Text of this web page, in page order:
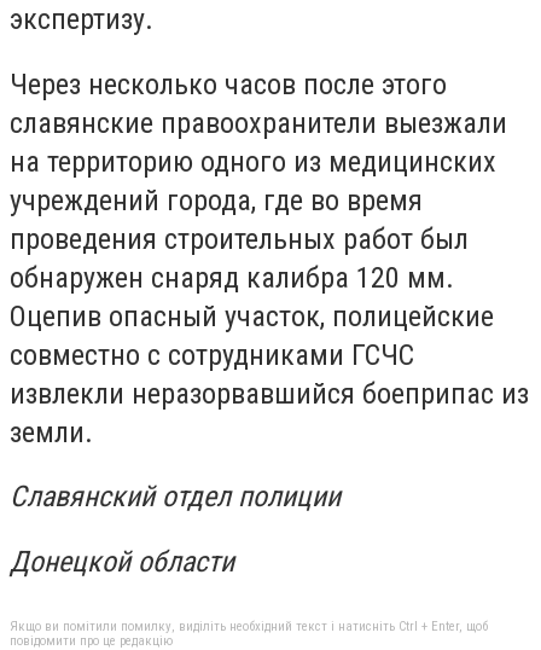
экспертизу.
Через несколько часов после этого
славянские правоохранители выезжали
на территорию одного из медицинских
учреждений города, где во время
проведения строительных работ был
обнаружен снаряд калибра 120 мм.
Оцепив опасный участок, полицейские
совместно с сотрудниками ГСЧС
извлекли неразорвавшийся боеприпас из
земли.
Славянский отдел полиции
Донецкой области
Якщо ви помітили помилку, виділіть необхідний текст і натисніть Ctrl + Enter, щоб
повідомити про це редакцію